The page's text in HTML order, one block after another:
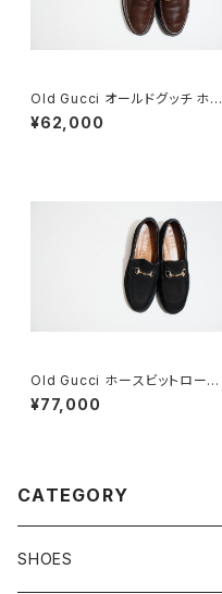
Old Gucci オールドグッチ ホー
スビットローファー 8.5D DB ラ
バー
¥62,000
Old Gucci ホースビットローフ
ァー 36C BK ラバーソール
¥77,000
CATEGORY
SHOES